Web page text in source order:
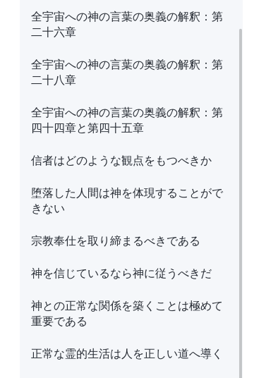
全宇宙への神の言葉の奥義の解釈：第
二十六章
全宇宙への神の言葉の奥義の解釈：第
二十八章
全宇宙への神の言葉の奥義の解釈：第
四十四章と第四十五章
信者はどのような観点をもつべきか
堕落した人間は神を体現することがで
きない
宗教奉仕を取り締まるべきである
神を信じているなら神に従うべきだ
神との正常な関係を築くことは極めて
重要である
正常な霊的生活は人を正しい道へ導く